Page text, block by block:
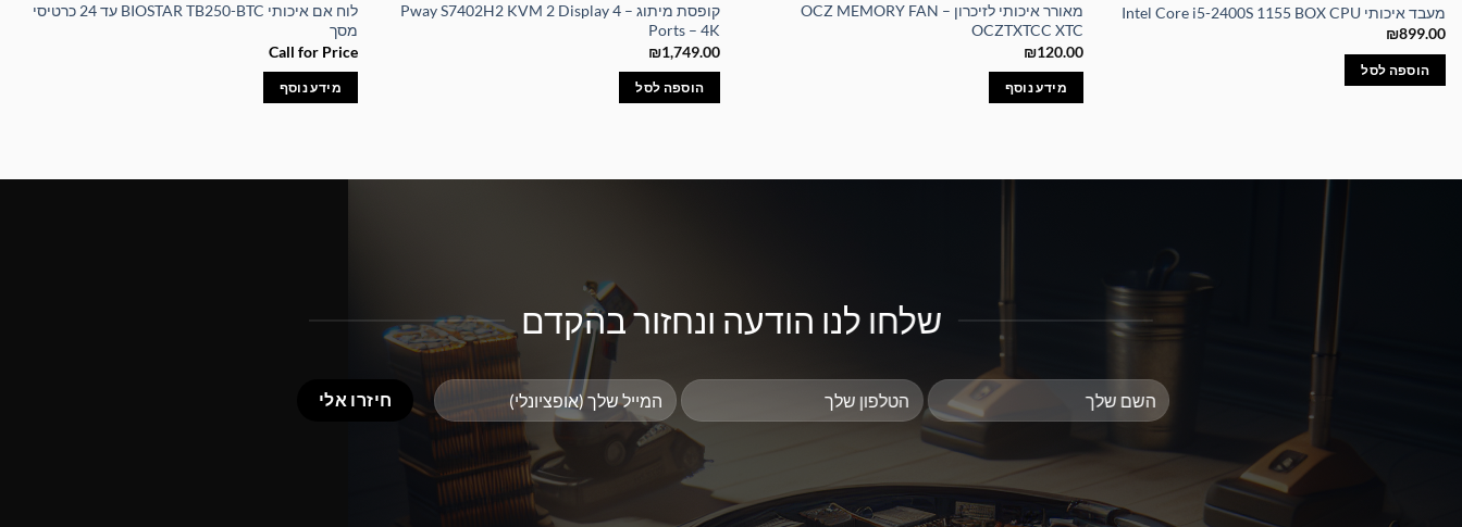
מעבד איכותי Intel Core i5-2400S 1155 BOX CPU
₪899.00
הוספה לסל
מאורר איכותי לזיכרון – OCZ MEMORY FAN
OCZTXTCC XTC
₪120.00
מידע נוסף
קופסת מיתוג – Pway S7402H2 KVM 2 Display 4
Ports – 4K
₪1,749.00
הוספה לסל
לוח אם איכותי BIOSTAR TB250-BTC עד 24 כרטיסי
מסך
Call for Price
מידע נוסף
שלחו לנו הודעה ונחזור בהקדם